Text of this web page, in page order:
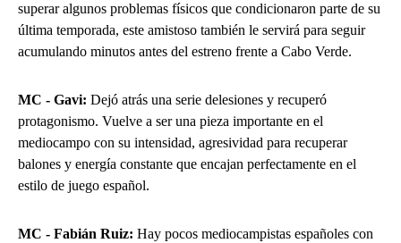
superar algunos problemas físicos que condicionaron parte de su
última temporada, este amistoso también le servirá para seguir
acumulando minutos antes del estreno frente a Cabo Verde.
MC - Gavi: Dejó atrás una serie delesiones y recuperó
protagonismo. Vuelve a ser una pieza importante en el
mediocampo con su intensidad, agresividad para recuperar
balones y energía constante que encajan perfectamente en el
estilo de juego español.
MC - Fabián Ruiz: Hay pocos mediocampistas españoles con